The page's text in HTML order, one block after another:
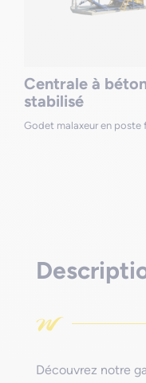
Centrale à
stabilisé
Godet malaxeur en poste
Découvrez notre